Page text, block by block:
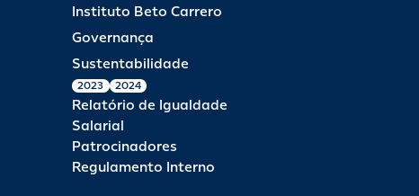
Instituto Beto Carrero
Governança
Sustentabilidade
2023 2024
Relatório de Igualdade
Salarial
Patrocinadores
Regulamento Interno